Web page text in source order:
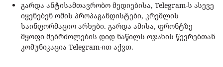
გარდა ანტისამთავრობო მედიებისა, Telegram-ს ასევე
იყენებენ ომის პროპაგანდისტები, კრემლის
საინფორმაციო არხები. გარდა ამისა, ფრონტზე
მყოფი მებრძოლების დიდ ნაწილს ოჯახის წევრებთან
კომუნიკაცია Telegram-ით აქვთ.